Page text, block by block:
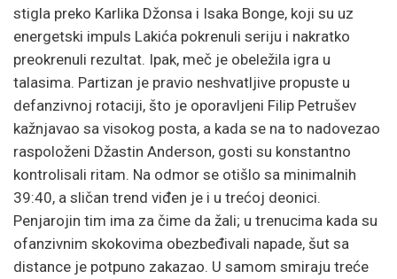
stigla preko Karlika Džonsa i Isaka Bonge, koji su uz
energetski impuls Lakića pokrenuli seriju i nakratko
preokrenuli rezultat. Ipak, meč je obeležila igra u
talasima. Partizan je pravio neshvatljive propuste u
defanzivnoj rotaciji, što je oporavljeni Filip Petrušev
kažnjavao sa visokog posta, a kada se na to nadovezao
raspoloženi Džastin Anderson, gosti su konstantno
kontrolisali ritam. Na odmor se otišlo sa minimalnih
39:40, a sličan trend viđen je i u trećoj deonici.
Penjarojin tim ima za čime da žali; u trenucima kada su
ofanzivnim skokovima obezbeđivali napade, šut sa
distance je potpuno zakazao. U samom smiraju treće